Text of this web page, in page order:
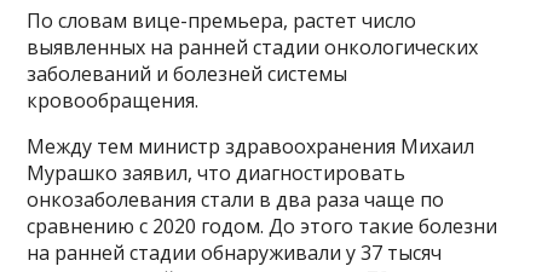
По словам вице-премьера, растет число
выявленных на ранней стадии онкологических
заболеваний и болезней системы
кровообращения.
Между тем министр здравоохранения Михаил
Мурашко заявил, что диагностировать
онкозаболевания стали в два раза чаще по
сравнению с 2020 годом. До этого такие болезни
на ранней стадии обнаруживали у 37 тысяч